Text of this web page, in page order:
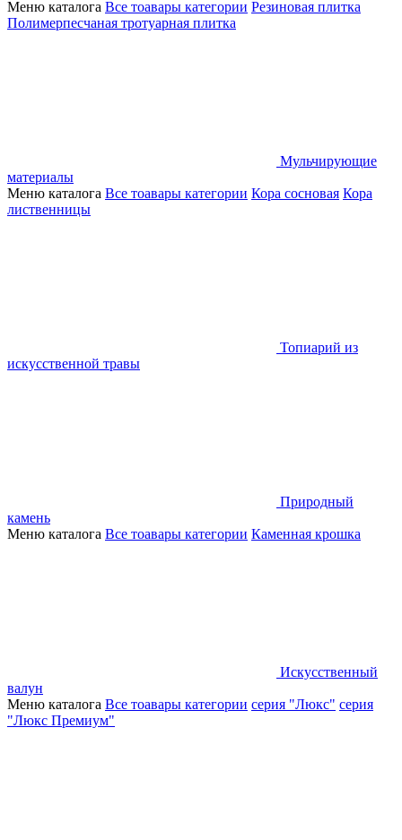
Меню каталога Все тоавары категории Резиновая плитка
Полимерпесчаная тротуарная плитка
Мульчирующие
материалы
Меню каталога Все тоавары категории Кора сосновая Кора
лиственницы
Топиарий из
искусственной травы
Природный
камень
Меню каталога Все тоавары категории Каменная крошка
Искусственный
валун
Меню каталога Все тоавары категории серия "Люкс" серия
"Люкс Премиум"